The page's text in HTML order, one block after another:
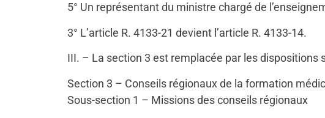
5° Un représentant du ministre chargé de
3° L’article R. 4133-21 devient l’article R. 4133-14.
III. – La section 3 est remplacée par les dispositions
Section 3 – Conseils régionaux de la formation
Sous-section 1 – Missions des conseils régionaux